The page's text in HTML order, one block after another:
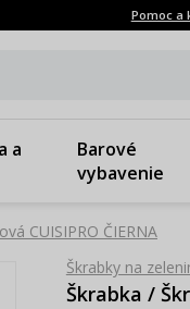
Pomoc a
a
Barové
vybavenie
CUISIPRO ČIERNA
Škrabky na
Škrabka /